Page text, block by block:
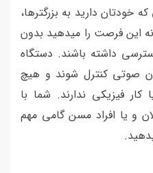
خودتان دارید به بزرگترها،
این فرصت را میدهید بدون
داشته باشند. دستگاه
صوتی کنترل شوند و هیچ
فیزیکی ندارند. شما با
و یا افراد مسن گامی مهم